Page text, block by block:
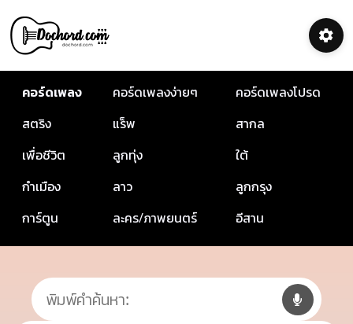
คอร์ดเพลง คอร์ดเพลงง่ายๆ
คอร์ดเพลงโปรด
สตริง
แร็พ
สากล
เพื่อชีวิต
ลูกทุ่ง
ใต้
กำเมือง
ลาว
ลูกกรุง
การ์ตูน
ละคร/ภาพยนตร์ อีสาน